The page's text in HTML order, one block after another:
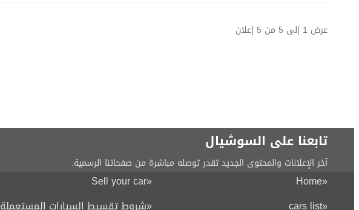
عرض 1 إلى 5 من 5 إعلان
تابعنا على السوشيال
آخر الإعلانات والمحتوى الجديد تقدر توصله مباشرة من صفحاتنا الرسمية.
«
Home
«
cars list
«
Sell your car
«شروط تقسيط السيارات المستعملة